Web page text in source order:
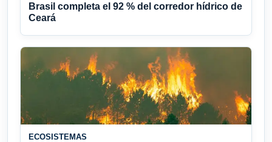
Brasil completa el 92 % del corredor hídrico de
Ceará
ECOSISTEMAS